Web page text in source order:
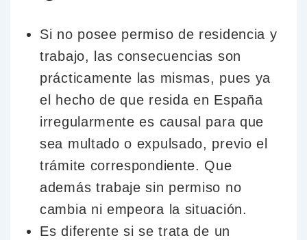
Si no posee permiso de residencia y
trabajo, las consecuencias son
prácticamente las mismas, pues ya
el hecho de que resida en España
irregularmente es causal para que
sea multado o expulsado, previo el
trámite correspondiente. Que
además trabaje sin permiso no
cambia ni empeora la situación.
Es diferente si se trata de un